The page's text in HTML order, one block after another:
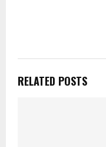
RELATED POSTS